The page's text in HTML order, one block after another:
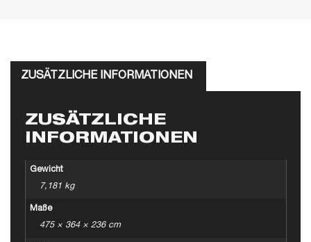
ZUSÄTZLICHE INFORMATIONEN
ZUSÄTZLICHE
INFORMATIONEN
Gewicht
7,181 kg
Maße
475 × 364 × 236 cm